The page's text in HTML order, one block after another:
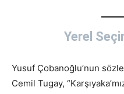
Yerel
Yusuf Çobanoğlu’nun
Cemil Tugay,